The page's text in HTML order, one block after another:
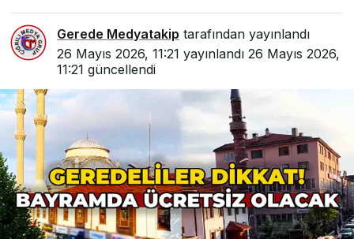
Gerede Medyatakip tarafından yayınlandı
26 Mayıs 2026, 11:21 yayınlandı 26 Mayıs 2026,
11:21 güncellendi